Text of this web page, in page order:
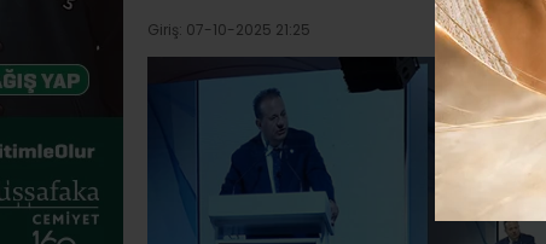
Giriş: 07-10-2025 21:25